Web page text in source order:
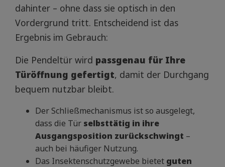
dahinter – ohne dass sie optisch in den
Vordergrund tritt. Entscheidend ist das
Ergebnis im Gebrauch:
Die Pendeltür wird passgenau für Ihre
Türöffnung gefertigt, damit der Durchgang
bequem nutzbar bleibt.
Der Schließmechanismus ist so ausgelegt,
dass die Tür selbsttätig in ihre
Ausgangsposition zurückschwingt –
auch bei häufiger Nutzung.
Das Insektenschutzgewebe bietet guten